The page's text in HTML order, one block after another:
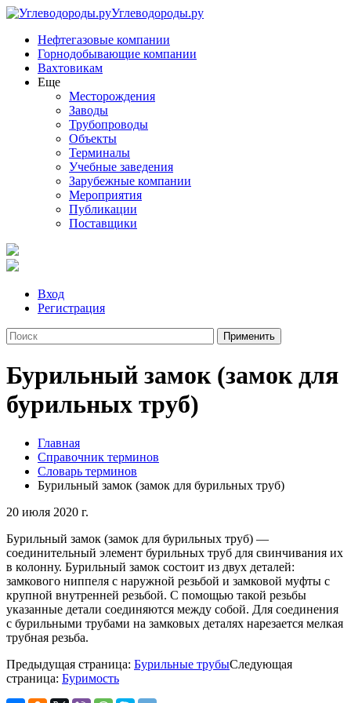
Углеводороды.ру
Нефтегазовые компании
Горнодобывающие компании
Вахтовикам
Еще
Месторождения
Заводы
Трубопроводы
Объекты
Терминалы
Учебные заведения
Зарубежные компании
Мероприятия
Публикации
Поставщики
Вход
Регистрация
Бурильный замок (замок для
бурильных труб)
Главная
Справочник терминов
Словарь терминов
Бурильный замок (замок для бурильных труб)
20 июля 2020 г.
Бурильный замок (замок для бурильных труб) —
соединительный элемент бурильных труб для свинчивания их
в колонну. Бурильный замок состоит из двух деталей:
замкового ниппеля с наружной резьбой и замковой муфты с
крупной внутренней резьбой. С помощью такой резьбы
указанные детали соединяются между собой. Для соединения
с бурильными трубами на замковых деталях нарезается мелкая
трубная резьба.
Предыдущая страница: Бурильные трубыСледующая
страница: Буримость